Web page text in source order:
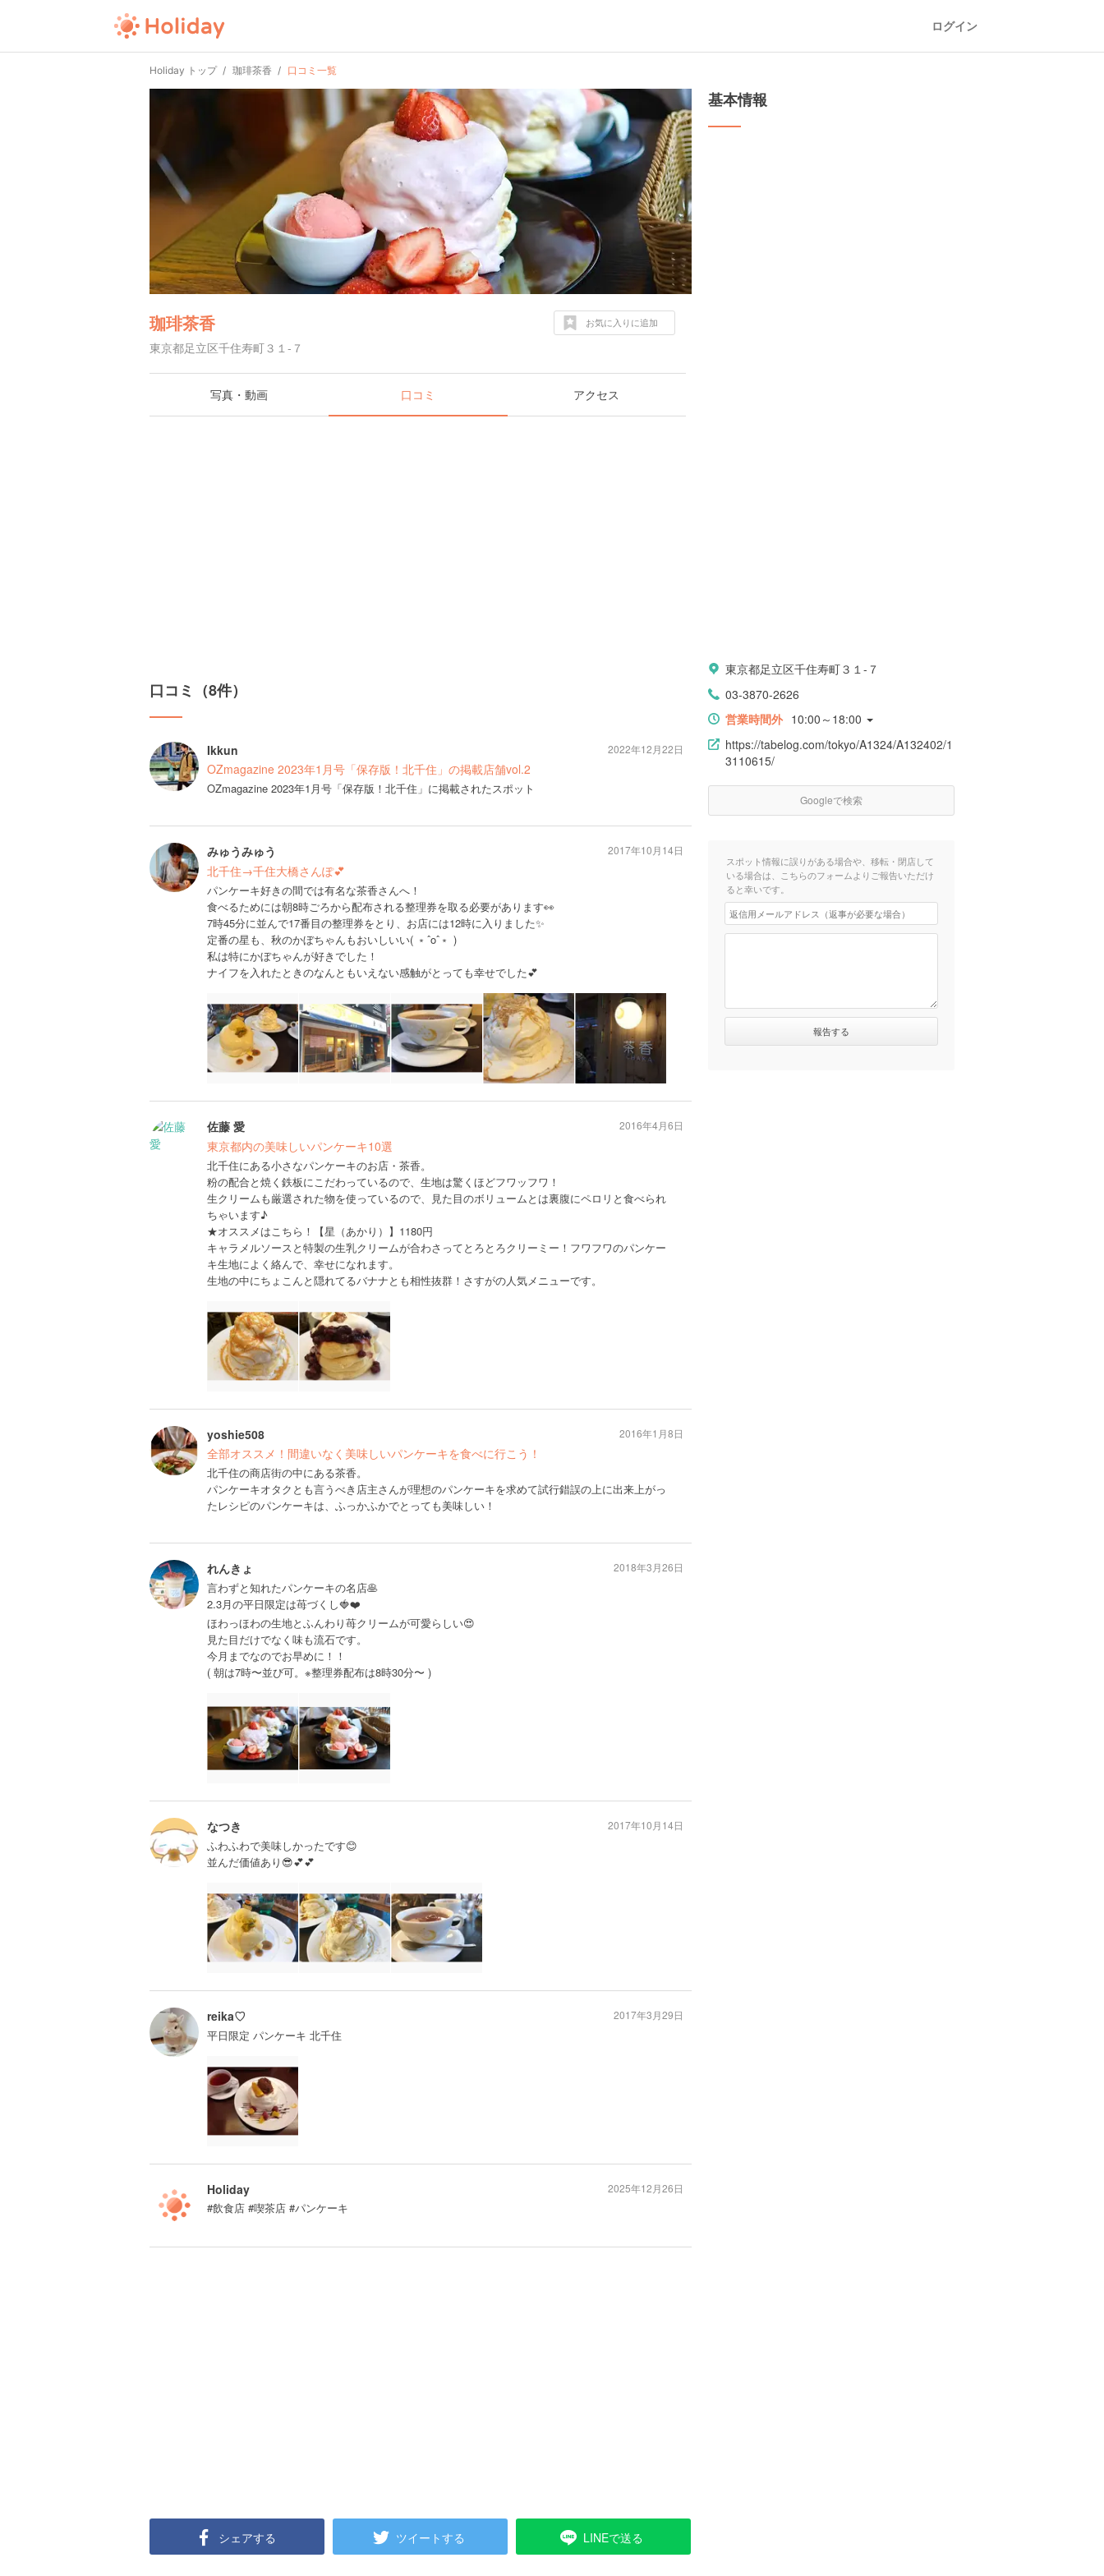
ログイン
Holiday トップ 珈琲茶香 口コミ一覧
珈琲茶香
東京都足立区千住寿町３１-７
お気に入りに追加
写真・動画 口コミ アクセス
口コミ（8件）
Ikkun
OZmagazine 2023年1月号「保存版！北千住」の掲載店舗vol.2
OZmagazine 2023年1月号「保存版！北千住」に掲載されたスポット
2022年12月22日
みゅうみゅう
北千住→千住大橋さんぽ💕
パンケーキ好きの間では有名な茶香さんへ！
食べるためには朝8時ごろから配布される整理券を取る必要があります👀
7時45分に並んで17番目の整理券をとり、お店には12時に入りました✨
定番の星も、秋のかぼちゃんもおいしいい( ﹡ˆoˆ﹡ )
私は特にかぼちゃんが好きでした！
ナイフを入れたときのなんともいえない感触がとっても幸せでした💕
2017年10月14日
佐藤 愛
東京都内の美味しいパンケーキ10選
北千住にある小さなパンケーキのお店・茶香。
粉の配合と焼く鉄板にこだわっているので、生地は驚くほどフワッフワ！
生クリームも厳選された物を使っているので、見た目のボリュームとは裏腹にペロリと食べられ
ちゃいます♪
★オススメはこちら！【星（あかり）】1180円
キャラメルソースと特製の生乳クリームが合わさってとろとろクリーミー！フワフワのパンケー
キ生地によく絡んで、幸せになれます。
生地の中にちょこんと隠れてるバナナとも相性抜群！さすがの人気メニューです。
2016年4月6日
yoshie508
全部オススメ！間違いなく美味しいパンケーキを食べに行こう！
北千住の商店街の中にある茶香。
パンケーキオタクとも言うべき店主さんが理想のパンケーキを求めて試行錯誤の上に出来上がっ
たレシピのパンケーキは、ふっかふかでとっても美味しい！
2016年1月8日
れんきょ
言わずと知れたパンケーキの名店🥞
2.3月の平日限定は苺づくし🍓❤️
ほわっほわの生地とふんわり苺クリームが可愛らしい😍
見た目だけでなく味も流石です。
今月までなのでお早めに！！
( 朝は7時〜並び可。※整理券配布は8時30分〜 )
2018年3月26日
なつき
ふわふわで美味しかったです😊
並んだ価値あり😎💕💕
2017年10月14日
reika♡
平日限定 パンケーキ 北千住
2017年3月29日
Holiday
#飲食店 #喫茶店 #パンケーキ
2025年12月26日
シェアする ツイートする LINEで送る
基本情報
東京都足立区千住寿町３１-７
03-3870-2626
営業時間外 10:00～18:00
https://tabelog.com/tokyo/A1324/A132402/1
3110615/
Googleで検索
スポット情報に誤りがある場合や、移転・閉店して
いる場合は、こちらのフォームよりご報告いただけ
ると幸いです。